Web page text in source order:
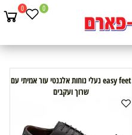
0 0
easy feet נעלי נוחות אלגנטי עור אמיתי עם
שרוך ועקבים